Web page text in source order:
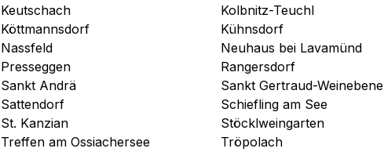
Keutschach Kolbnitz-Teuchl
Köttmannsdorf Kühnsdorf
Nassfeld Neuhaus bei Lavamünd
Presseggen Rangersdorf
Sankt Andrä Sankt Gertraud-Weinebene
Sattendorf Schiefling am See
St. Kanzian Stöcklweingarten
Treffen am Ossiachersee Tröpolach